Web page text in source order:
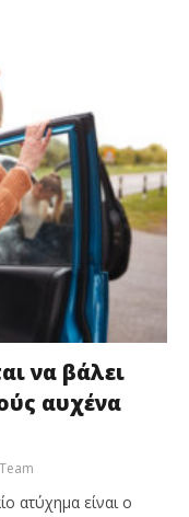
να βάλει
αυχένα
ατύχημα είναι ο